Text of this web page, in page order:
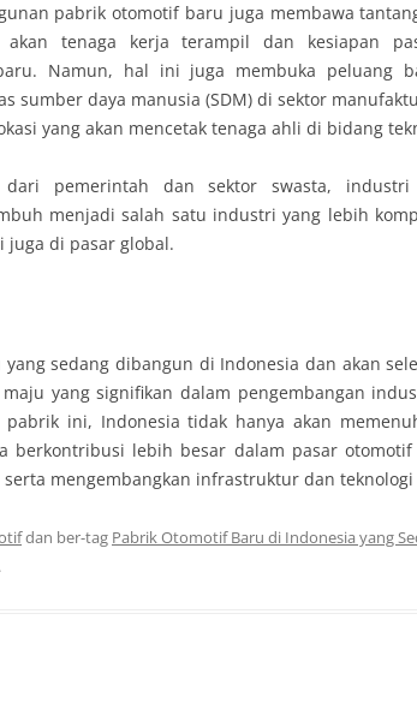
pabrik otomotif baru juga membawa
akan tenaga kerja terampil dan kesiapan
Namun, hal ini juga membuka peluang
sumber daya manusia (SDM) di sektor
yang akan mencetak tenaga ahli di bidang
dari pemerintah dan sektor swasta, industri
menjadi salah satu industri yang lebih
juga di pasar global.
sedang dibangun di Indonesia dan akan
yang signifikan dalam pengembangan
pabrik ini, Indonesia tidak hanya akan
berkontribusi lebih besar dalam pasar otomotif
mengembangkan infrastruktur dan
dan ber-tag Pabrik Otomotif Baru di Indonesia yang
.